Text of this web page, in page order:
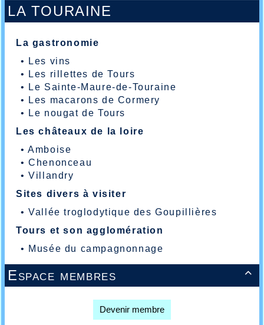
LA TOURAINE
La gastronomie
•
Les vins
•
Les rillettes de Tours
•
Le Sainte-Maure-de-Touraine
•
Les macarons de Cormery
•
Le nougat de Tours
Les châteaux de la loire
•Amboise
•Chenonceau
•Villandry
Sites divers à visiter
•Vallée troglodytique des Goupillières
Tours et son agglomération
• Musée du campagnonnage

Espace membres
Devenir membre